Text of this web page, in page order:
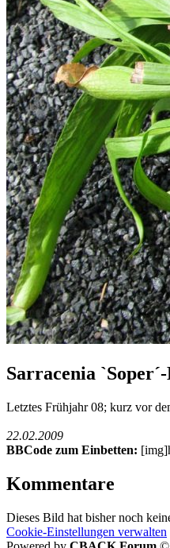
Sarracenia
Letztes Frühjahr 08; kurz vor
22.02.2009
BBCode zum Einbetten:
Kommentare
Dieses Bild hat bisher noch
Cookie-Einstellungen verwalten